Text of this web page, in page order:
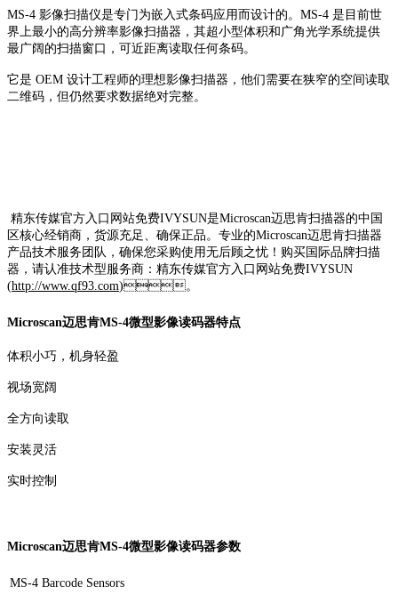
MS-4 影像扫描仪是专门为嵌入式条码应用而设计的。MS-4 是目前世
界上最小的高分辨率影像扫描器，其超小型体积和广角光学系统提供
最广阔的扫描窗口，可近距离读取任何条码。
它是 OEM 设计工程师的理想影像扫描器，他们需要在狭窄的空间读取
二维码，但仍然要求数据绝对完整。
精东传媒官方入口网站免费IVYSUN是Microscan迈思肯扫描器的中国
区核心经销商，货源充足、确保正品。专业的Microscan迈思肯扫描器
产品技术服务团队，确保您采购使用无后顾之忧！购买国际品牌扫描
器，请认准技术型服务商：精东传媒官方入口网站免费IVYSUN
(http://www.qf93.com)。
Microscan迈思肯MS-4微型影像读码器特点
体积小巧，机身轻盈
视场宽阔
全方向读取
安装灵活
实时控制
Microscan迈思肯MS-4微型影像读码器参数
MS-4 Barcode Sensors